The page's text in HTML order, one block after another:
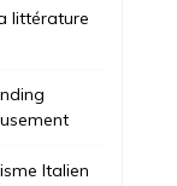
littérature
Italien